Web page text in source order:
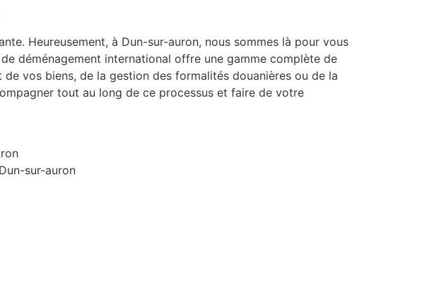
Heureusement, à Dun-sur-auron, nous sommes là pour vous
déménagement international offre une gamme complète de
vos biens, de la gestion des formalités douanières ou de la
tout au long de ce processus et faire de votre
sur-auron